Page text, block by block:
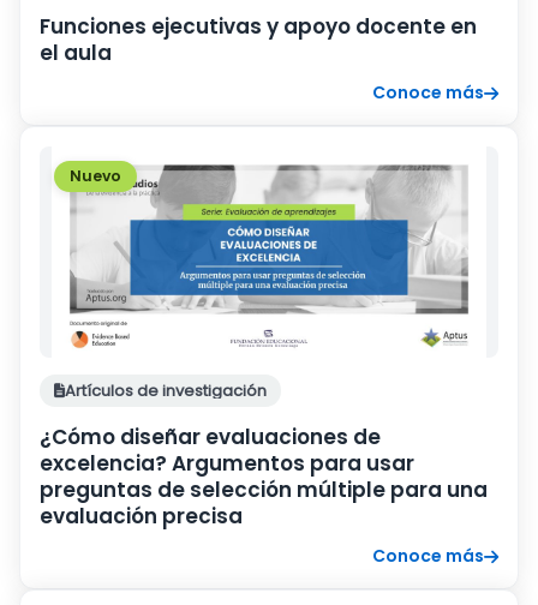
Funciones ejecutivas y apoyo docente en
el aula
Conoce más
Nuevo
Artículos de investigación
¿Cómo diseñar evaluaciones de
excelencia? Argumentos para usar
preguntas de selección múltiple para una
evaluación precisa
Conoce más